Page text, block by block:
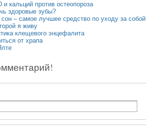
и кальций против остеопороза
здоровые зубы?
– самое лучшее средство по уходу за собой
я живу
клещевого энцефалита
от храпа